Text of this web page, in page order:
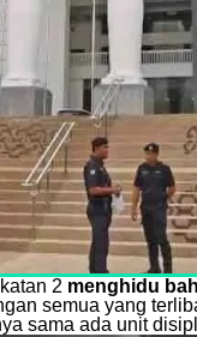
2 menghidu
semua yang
sama ada unit